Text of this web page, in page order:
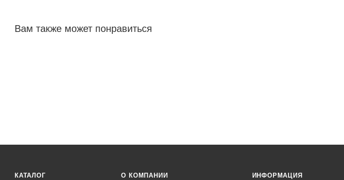
- Емкость в комплект холодильного стола не входит.
Вам также может понравиться
КАТАЛОГ О КОМПАНИИ ИНФОРМАЦИЯ